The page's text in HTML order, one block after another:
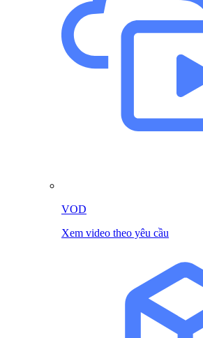
VOD
Xem video theo yêu cầu